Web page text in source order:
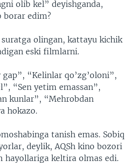
olib kel” deyishganda,
edim?
suratga olingan, kattayu kichik
eski filmlarni.
“Kelinlar qo’zg’oloni”,
“Sen yetim emassan”,
kunlar”, “Mehrobdan
hokazo.
tanish emas. Sobiq
deylik, AQSh kino bozori
hayollariga keltira olmas edi.